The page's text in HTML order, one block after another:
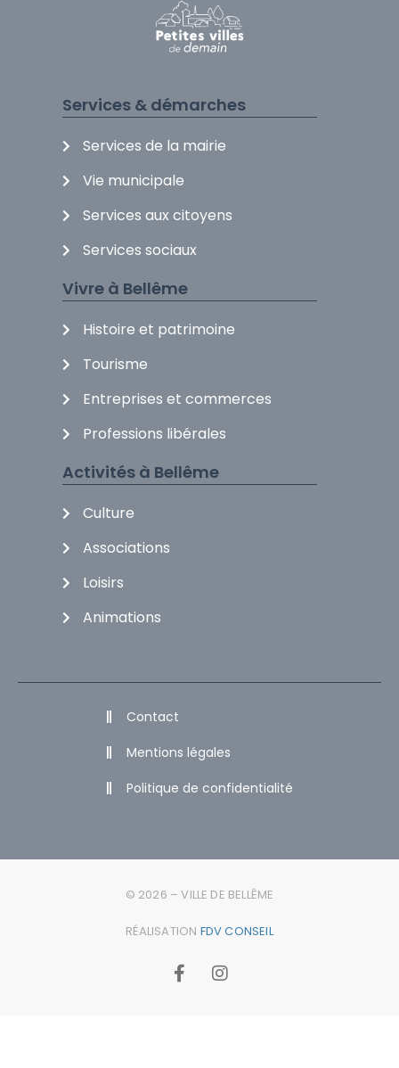
Services & démarches
Services de la mairie
Vie municipale
Services aux citoyens
Services sociaux
Vivre à Bellême
Histoire et patrimoine
Tourisme
Entreprises et commerces
Professions libérales
Activités à Bellême
Culture
Associations
Loisirs
Animations
Contact
Mentions légales
Politique de confidentialité
© 2026 – VILLE DE BELLÊME
RÉALISATION FDV CONSEIL